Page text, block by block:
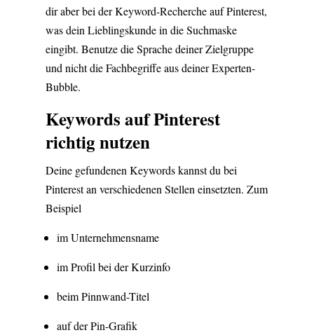
dir aber bei der Keyword-Recherche auf Pinterest,
was dein Lieblingskunde in die Suchmaske
eingibt. Benutze die Sprache deiner Zielgruppe
und nicht die Fachbegriffe aus deiner Experten-
Bubble.
Keywords auf Pinterest
richtig nutzen
Deine gefundenen Keywords kannst du bei
Pinterest an verschiedenen Stellen einsetzten. Zum
Beispiel
im Unternehmensname
im Profil bei der Kurzinfo
beim Pinnwand-Titel
auf der Pin-Grafik